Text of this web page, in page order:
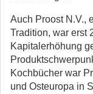
Auch Proost N.V.,
Tradition, war erst
Kapitalerhöhung
Kochbücher war
und Osteuropa in